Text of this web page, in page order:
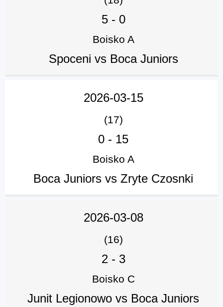
5- 0
Boisko A
Spoceni vs Boca Juniors
2026-03-15
(17)
0 - 15
Boisko A
Boca Juniors vs Zryte Czosnki
2026-03-08
(16)
2- 3
Boisko C
Junit Legionowo vs Boca Juniors